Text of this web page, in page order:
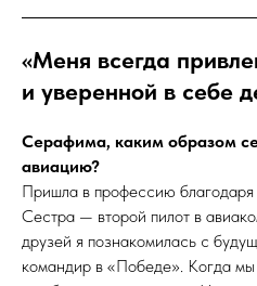
«Меня всегда
и уверенной в себе
Серафима, каким образом
авиацию?
Пришла в профессию
Сестра — второй пилот в
друзей я познакомилась с
командир в «Победе». Когда мы